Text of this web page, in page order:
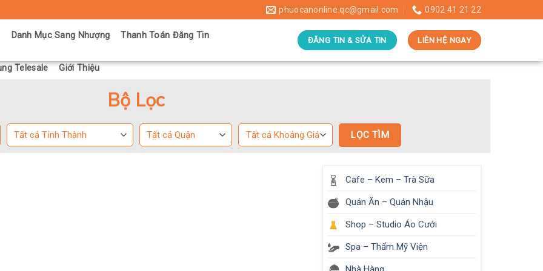
phuocanonline.qc@gmail.com 0902 41 21 22
Danh Mục Sang Nhượng Thanh Toán Đăng Tin
Telesale Giới Thiệu
ĐĂNG TIN & SỬA TIN LIÊN HỆ NGAY
Bộ Lọc
Cafe – Kem – Trà Sữa
Quán Ăn – Quán Nhậu
Shop – Studio Áo Cưới
Spa – Thẩm Mỹ Viện